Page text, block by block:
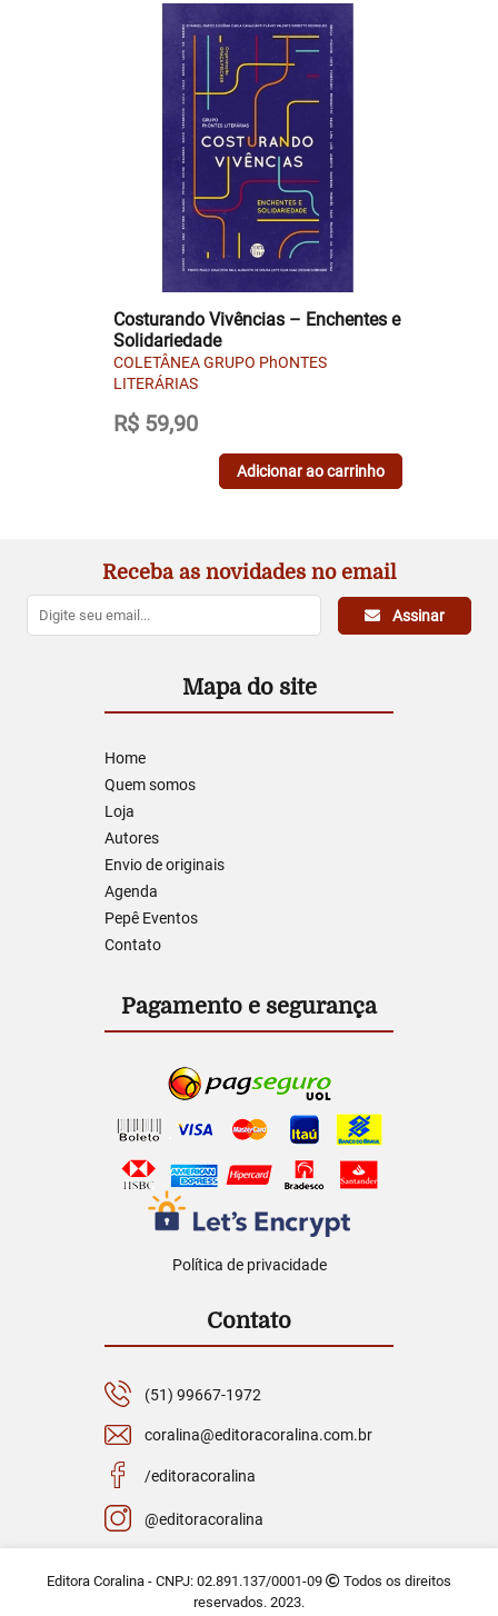
Costurando Vivências – Enchentes e
Solidariedade
COLETÂNEA GRUPO PhONTES
LITERÁRIAS
R$ 59,90
Adicionar ao carrinho
Receba as novidades no email
Assinar
Mapa do site
Home
Quem somos
Loja
Autores
Envio de originais
Agenda
Pepê Eventos
Contato
Pagamento e segurança
Política de privacidade
Contato
(51) 99667-1972
coralina@editoracoralina.com.br
/editoracoralina
@editoracoralina
Editora Coralina - CNPJ: 02.891.137/0001-09
Todos os direitos
reservados. 2023.